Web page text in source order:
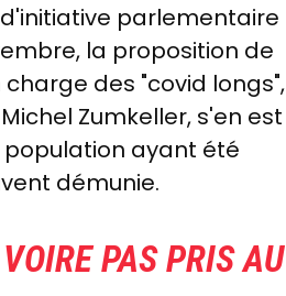
parlementaire
la proposition de
des "covid longs",
Zumkeller, s'en est
ayant été
démunie.
PAS PRIS AU